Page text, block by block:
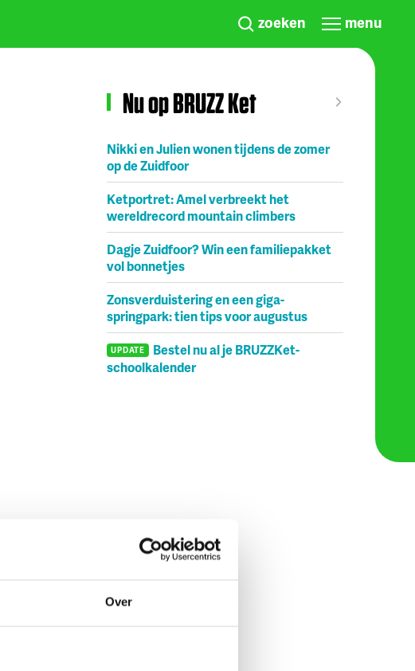
Over
zoeken menu
Nu op BRUZZ Ket
Nikki en Julien wonen tijdens de zomer
op de Zuidfoor
Ketportret: Amel verbreekt het
wereldrecord mountain climbers
Dagje Zuidfoor? Win een familiepakket
vol bonnetjes
Zonsverduistering en een giga-
springpark: tien tips voor augustus
UPDATE
Bestel nu al je BRUZZKet-
schoolkalender